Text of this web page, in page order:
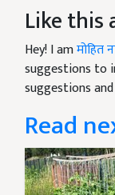
Like this
Hey! I amमोहित
suggestions to
suggestions
Read